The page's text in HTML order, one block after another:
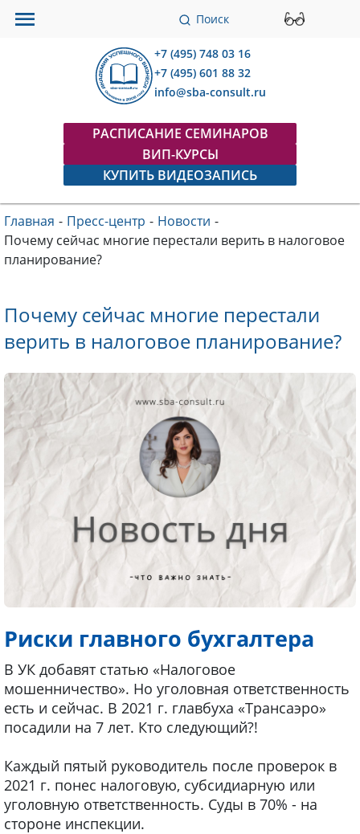
Поиск
+7 (495) 748 03 16
+7 (495) 601 88 32
info@sba-consult.ru
РАСПИСАНИЕ СЕМИНАРОВ
ВИП-КУРСЫ
КУПИТЬ ВИДЕОЗАПИСЬ
Главная - Пресс-центр - Новости -
Почему сейчас многие перестали верить в налоговое
планирование?
Почему сейчас многие перестали
верить в налоговое планирование?
Риски главного бухгалтера
В УК добавят статью «Налоговое
мошенничество». Но уголовная ответственность
есть и сейчас. В 2021 г. главбуха «Трансаэро»
посадили на 7 лет. Кто следующий?!
Каждый пятый руководитель после проверок в
2021 г. понес налоговую, субсидиарную или
уголовную ответственность. Суды в 70% - на
стороне инспекции.